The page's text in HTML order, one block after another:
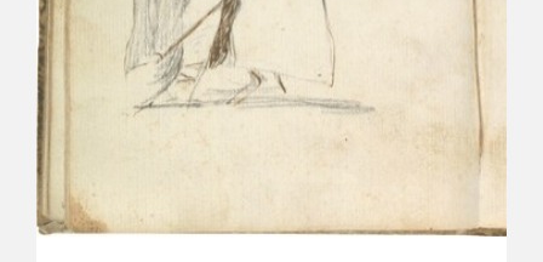
PUBLICACIONES
TIENDA
EDUCA